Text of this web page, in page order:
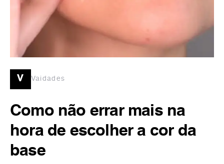
v Vaidades
Como não errar mais na
hora de escolher a cor da
base